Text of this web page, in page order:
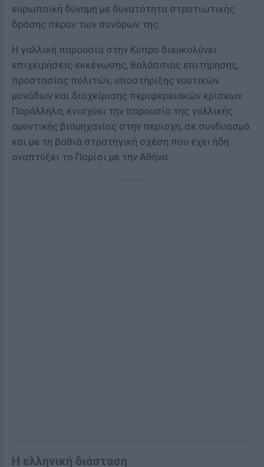
ευρωπαϊκή δύναμη με δυνατότητα στρατιωτικής
δράσης πέραν των συνόρων της.
Η γαλλική παρουσία στην Κύπρο διευκολύνει
επιχειρήσεις εκκένωσης, θαλάσσιας επιτήρησης,
προστασίας πολιτών, υποστήριξης ναυτικών
μονάδων και διαχείρισης περιφερειακών κρίσεων.
Παράλληλα, ενισχύει την παρουσία της γαλλικής
αμυντικής βιομηχανίας στην περιοχή, σε συνδυασμό
και με τη βαθιά στρατηγική σχέση που έχει ήδη
αναπτύξει το Παρίσι με την Αθήνα.
Η ελληνική διάσταση